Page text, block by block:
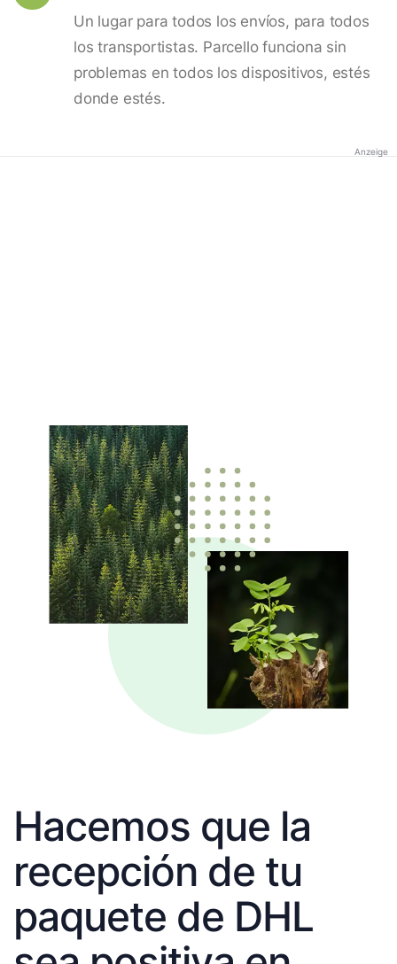
Un lugar para todos los envíos, para todos
los transportistas. Parcello funciona sin
problemas en todos los dispositivos, estés
donde estés.
Anzeige
Hacemos que la
recepción de tu
paquete de DHL